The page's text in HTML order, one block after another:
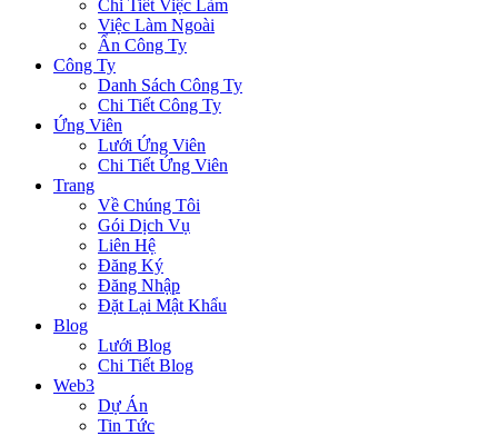
Chi Tiết Việc Làm
Việc Làm Ngoài
Ẩn Công Ty
Công Ty
Danh Sách Công Ty
Chi Tiết Công Ty
Ứng Viên
Lưới Ứng Viên
Chi Tiết Ứng Viên
Trang
Về Chúng Tôi
Gói Dịch Vụ
Liên Hệ
Đăng Ký
Đăng Nhập
Đặt Lại Mật Khẩu
Blog
Lưới Blog
Chi Tiết Blog
Web3
Dự Án
Tin Tức